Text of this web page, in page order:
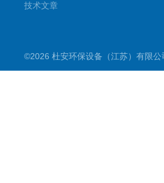
技术文章
©2026 杜安环保设备（江苏）有限